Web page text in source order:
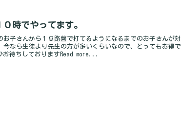
時でやってます。
子さんから１９路盤で打てるようになるまでのお子さんが対
なら生徒より先生の方が多いくらいなので、とってもお得で
待ちしておりますRead more...